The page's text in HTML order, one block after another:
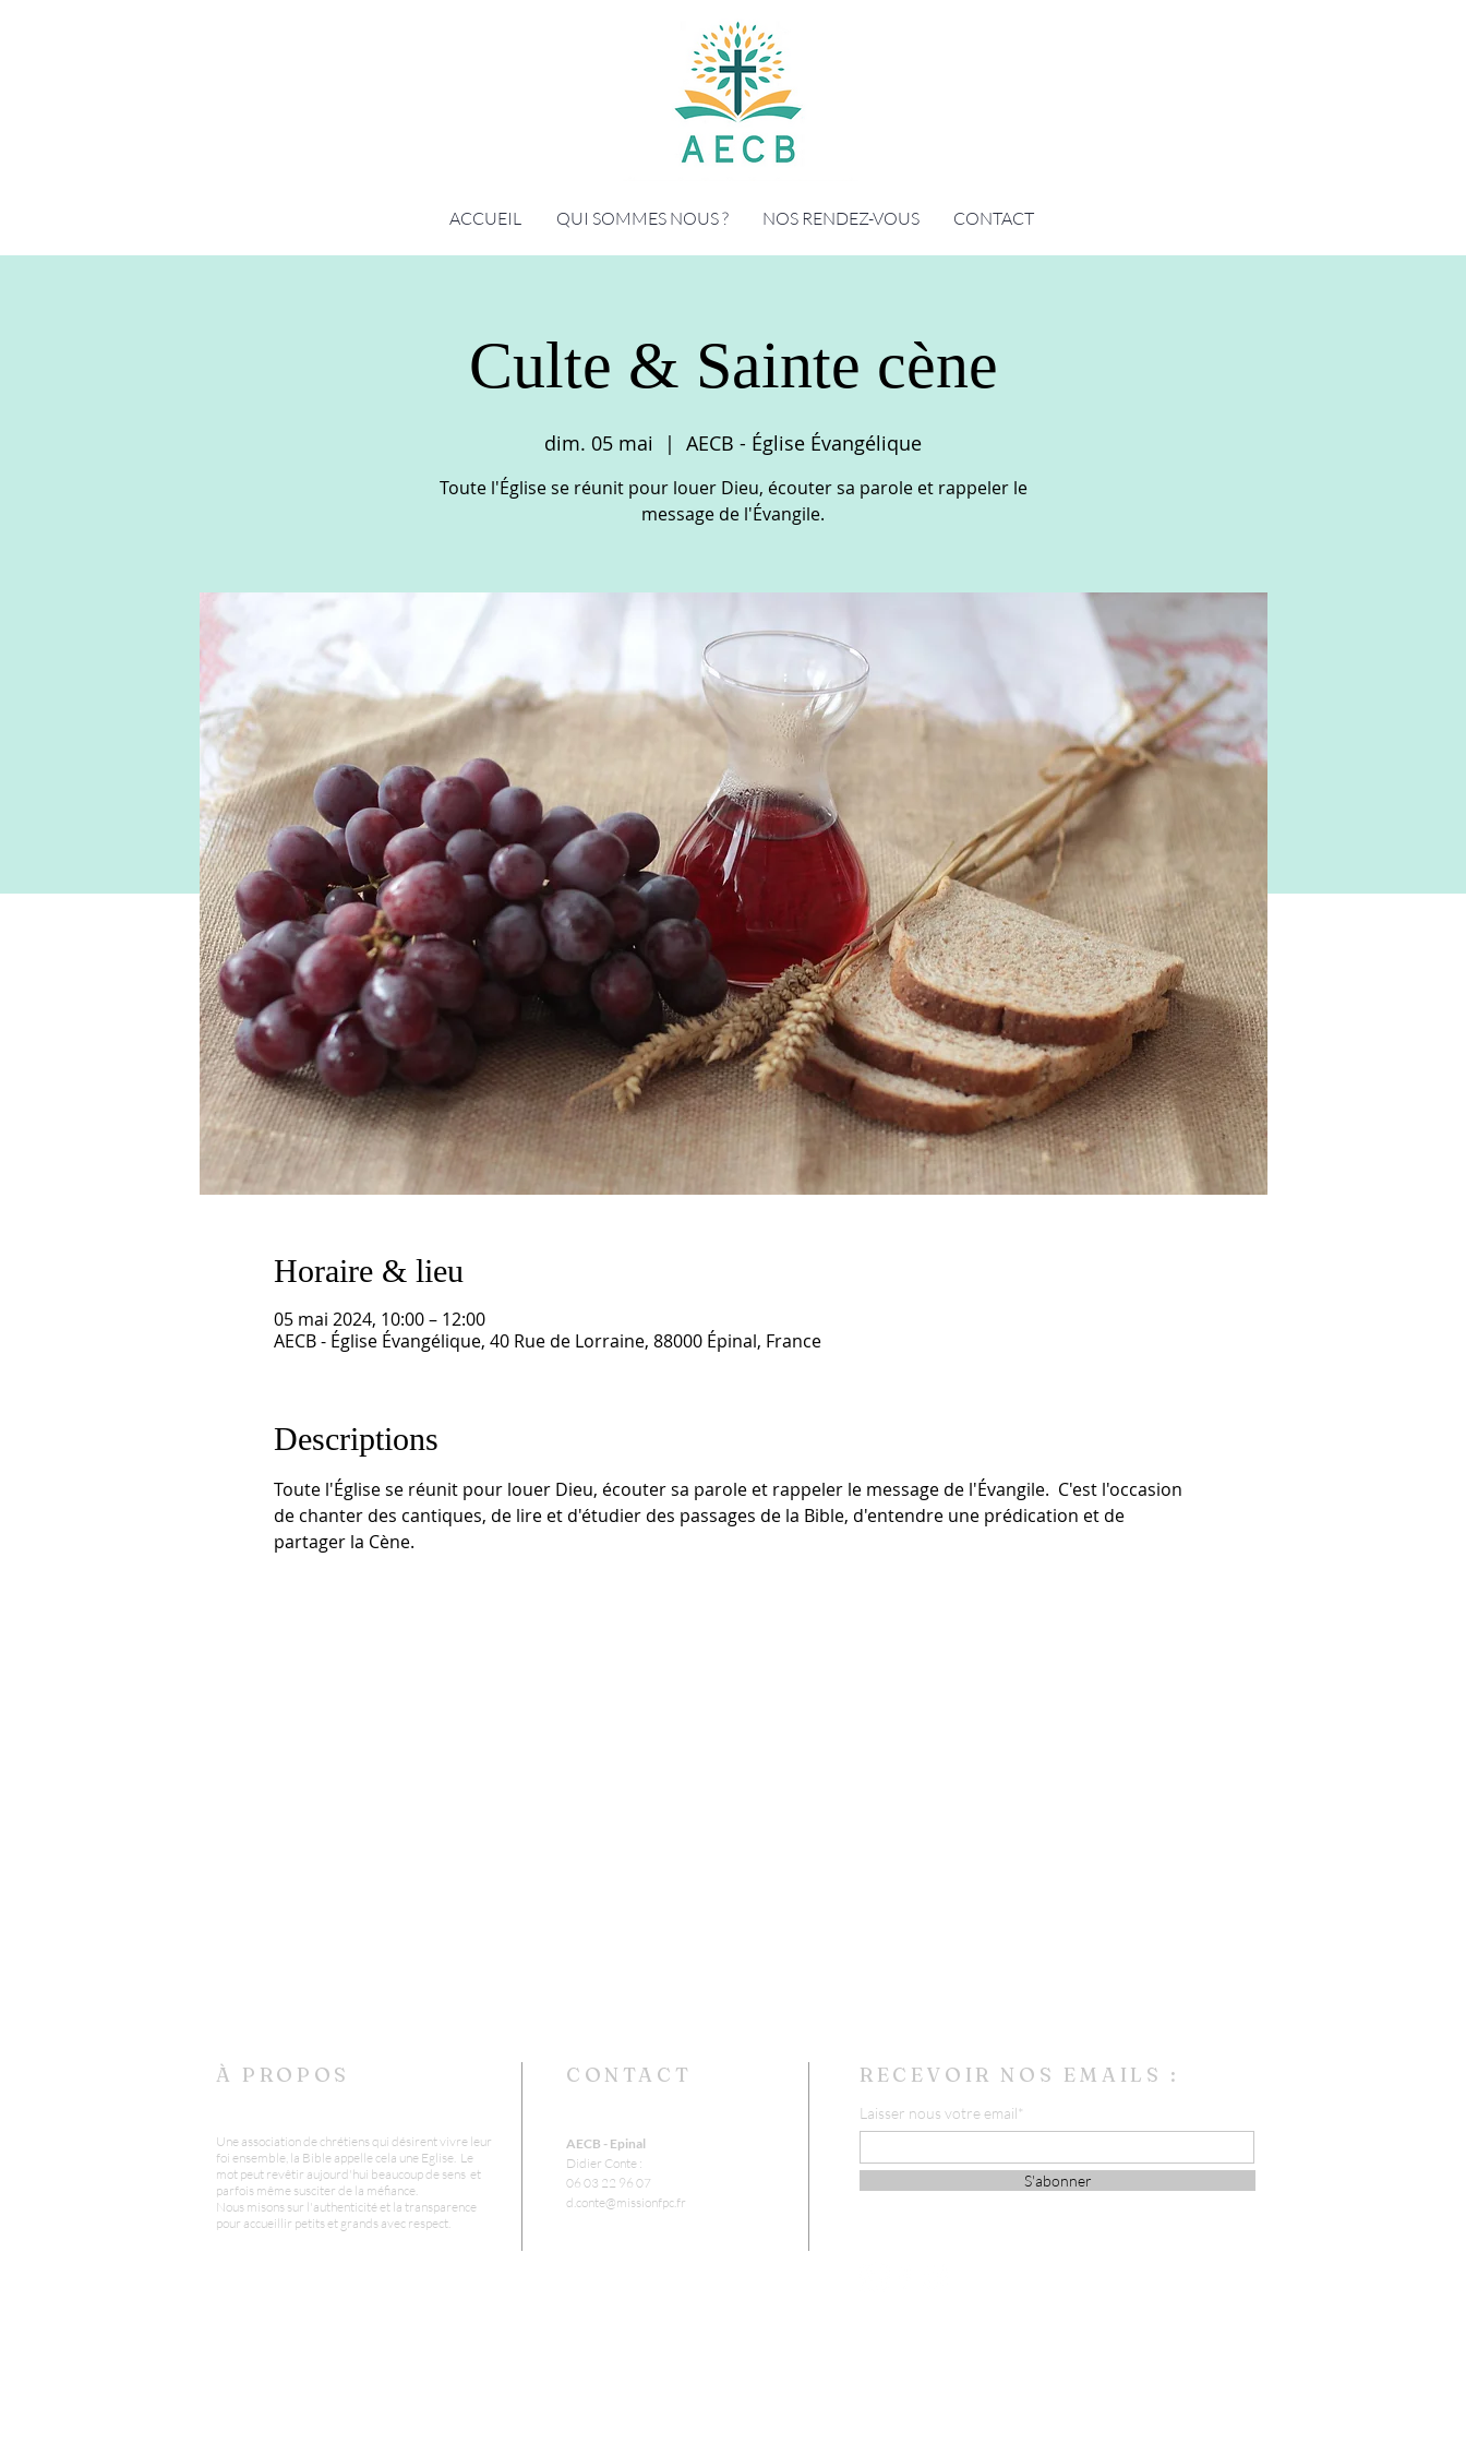
ACCUEIL QUI SOMMES NOUS ? NOS RENDEZ-VOUS CONTACT
Culte & Sainte cène
dim. 05 mai
  |
AECB - Église Évangélique
Toute l'Église se réunit pour louer Dieu, écouter sa parole et rappeler le
message de l'Évangile.
Horaire & lieu
05 mai 2024, 10:00 – 12:00
AECB - Église Évangélique, 40 Rue de Lorraine, 88000 Épinal, France
Descriptions
Toute l'Église se réunit pour louer Dieu, écouter sa parole et rappeler le message de l'Évangile.  C'est l'occasion
de chanter des cantiques, de lire et d'étudier des passages de la Bible, d'entendre une prédication et de
partager la Cène.
À PROPOS
Une association de chrétiens qui désirent vivre leur
foi ensemble, la Bible appelle cela une Eglise. Le
mot peut revêtir aujourd'hui beaucoup de sens et
parfois même susciter de la méfiance.
Nous misons sur l'authenticité et la transparence
pour accueillir petits et grands avec respect.
CONTACT
AECB - Epinal
Didier Conte :
06 03 22 96 07
d.conte@missionfpc.fr
RECEVOIR NOS EMAILS :
Laisser nous votre email*
S'abonner